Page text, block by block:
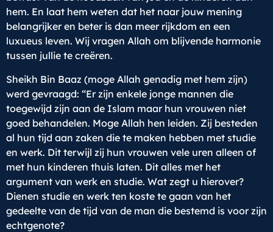
hem. En laat hem weten dat het naar jouw mening
belangrijker en beter is dan meer rijkdom en een
luxueus leven. Wij vragen Allah om blijvende harmonie
tussen jullie te creëren.
Sheikh Bin Baaz (moge Allah genadig met hem zijn)
werd gevraagd: “Er zijn enkele jonge mannen die
toegewijd zijn aan de Islam maar hun vrouwen niet
goed behandelen. Moge Allah hen leiden. Zij besteden
al hun tijd aan zaken die te maken hebben met studie
en werk. Dit terwijl zij hun vrouwen vele uren alleen of
met hun kinderen thuis laten. Dit alles met het
argument van werk en studie. Wat zegt u hierover?
Dienen studie en werk ten koste te gaan van het
gedeelte van de tijd van de man die bestemd is voor zijn
echtgenote?